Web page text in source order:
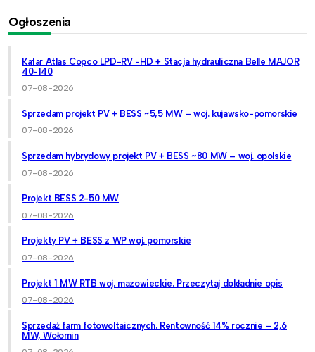
Ogłoszenia
Kafar Atlas Copco LPD-RV -HD + Stacja hydrauliczna Belle MAJOR
40-140
07-08-2026
Sprzedam projekt PV + BESS ~5,5 MW – woj. kujawsko-pomorskie
07-08-2026
Sprzedam hybrydowy projekt PV + BESS ~80 MW – woj. opolskie
07-08-2026
Projekt BESS 2-50 MW
07-08-2026
Projekty PV + BESS z WP woj. pomorskie
07-08-2026
Projekt 1 MW RTB woj. mazowieckie. Przeczytaj dokładnie opis
07-08-2026
Sprzedaż farm fotowoltaicznych. Rentowność 14% rocznie – 2,6
MW, Wołomin